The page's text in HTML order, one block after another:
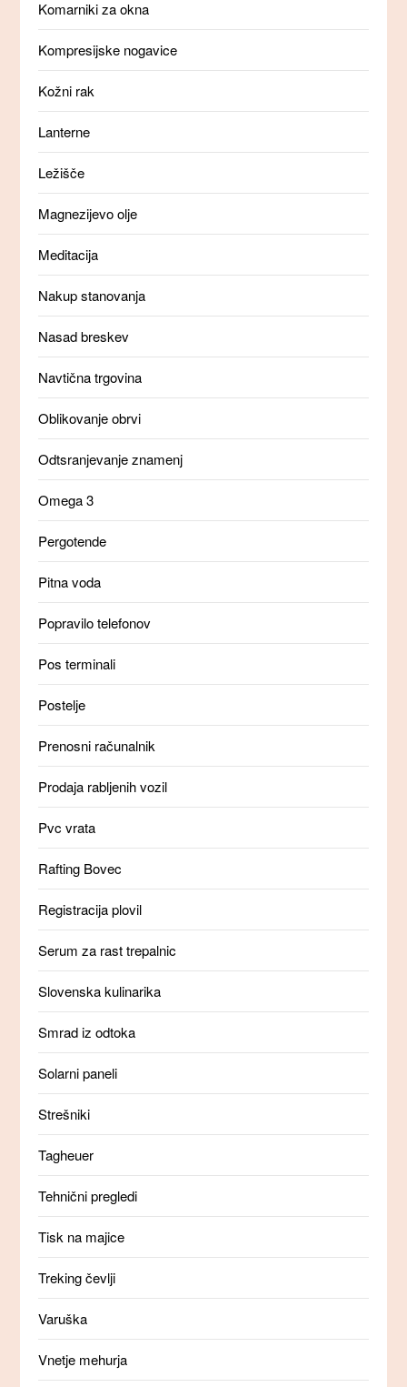
Komarniki za okna
Kompresijske nogavice
Kožni rak
Lanterne
Ležišče
Magnezijevo olje
Meditacija
Nakup stanovanja
Nasad breskev
Navtična trgovina
Oblikovanje obrvi
Odtsranjevanje znamenj
Omega 3
Pergotende
Pitna voda
Popravilo telefonov
Pos terminali
Postelje
Prenosni računalnik
Prodaja rabljenih vozil
Pvc vrata
Rafting Bovec
Registracija plovil
Serum za rast trepalnic
Slovenska kulinarika
Smrad iz odtoka
Solarni paneli
Strešniki
Tagheuer
Tehnični pregledi
Tisk na majice
Treking čevlji
Varuška
Vnetje mehurja